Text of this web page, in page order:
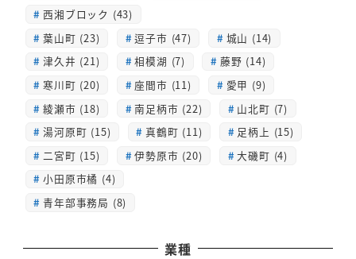
西湘ブロック (43)
葉山町 (23)
逗子市 (47)
城山 (14)
津久井 (21)
相模湖 (7)
藤野 (14)
寒川町 (20)
座間市 (11)
愛甲 (9)
綾瀬市 (18)
南足柄市 (22)
山北町 (7)
湯河原町 (15)
真鶴町 (11)
足柄上 (15)
二宮町 (15)
伊勢原市 (20)
大磯町 (4)
小田原市橘 (4)
青年部事務局 (8)
業種